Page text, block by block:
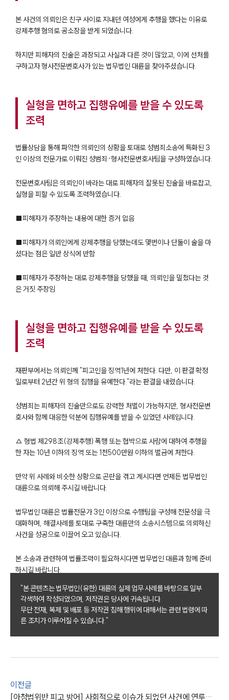
팀소개
팀소개
글로벌 파트너 로펌
고객의 소리
통합검색
AI대륜
법률정보
본 사건의 의뢰인은 친구 사이로 지내던 여성에게 추행을 했다는 이유로
강제추행 혐의로 공소장을 받게 되었습니다.
하지만 피해자의 진술은 과장되고 사실과 다른 것이 많았고, 이에 선처를
구하고자 형사전문변호사가 있는 법무법인 대륜을 찾아주셨습니다.
실형을 면하고 집행유예를 받을 수 있도록
조력
법률상담을 통해 파악한 의뢰인의 상황을 토대로 성범죄소송에 특화된 3
인 이상의 전문가로 이뤄진 성범죄·형사전문변호사팀을 구성하였습니다.
전문변호사팀은 의뢰인이 바라는 대로 피해자의 잘못된 진술을 바로잡고,
실형을 피할 수 있도록 조력하였습니다.
■피해자가 주장하는 내용에 대한 증거 없음
■피해자가 의뢰인에게 강제추행을 당했는데도 몇번이나 단둘이 술을 마
셨다는 점은 일반 상식에 반함
■피해자가 주장하는 대로 강제추행을 당했을 때, 의뢰인을 밀쳤다는 것
은 거짓 주장임
실형을 면하고 집행유예를 받을 수 있도록
조력
재판부에서는 의뢰인께 "피고인을 징역1년에 처한다. 다만, 이 판결 확정
일로부터 2년간 위 형의 집행을 유예한다."라는 판결을 내렸습니다.
성범죄는 피해자의 진술만으로도 강력한 처벌이 가능하지만, 형사전문변
호사와 함께 대응한 덕분에 집행유예를 받을 수 있었던 사례입니다.
△ 형법 제298조(강제추행) 폭행 또는 협박으로 사람에 대하여 추행을
한 자는 10년 이하의 징역 또는 1천500만원 이하의 벌금에 처한다.
만약 위 사례와 비슷한 상황으로 곤란을 겪고 계시다면 언제든 법무법인
대륜으로 의뢰해 주시길 바랍니다.
법무법인 대륜은 법률전문가 3인 이상으로 수행팀을 구성해 전문성을 극
대화하며, 해결사례를 토대로 구축한 대륜만의 소송시스템으로 의뢰하신
사건을 성공으로 이끌어 오고 있습니다.
본 소송과 관련하여 법률조력이 필요하시다면 법무법인 대륜과 함께 준비
하시길 바랍니다.
"본 콘텐츠는 법무법인(유한) 대륜의 실제 업무 사례를 바탕으로 일부
각색하여 작성되었으며, 저작권은 당사에 귀속됩니다.
무단 전재, 복제 및 배포 등 저작권 침해 행위에 대해서는 관련 법령에 따
른 조치가 이루어질 수 있습니다."
이전글
[아청법위반 피고 방어] 사회적으로 이슈가 되었던 사건에 연루되었으나 집행유예 받아냄